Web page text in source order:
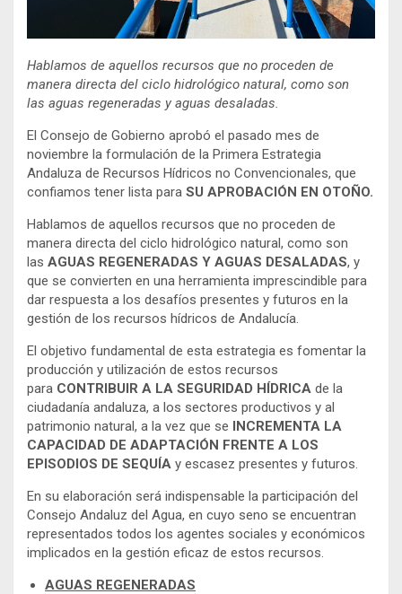
Hablamos de aquellos recursos que no proceden de
manera directa del ciclo hidrológico natural, como son
las aguas regeneradas y aguas desaladas.
El Consejo de Gobierno aprobó el pasado mes de
noviembre la formulación de la Primera Estrategia
Andaluza de Recursos Hídricos no Convencionales, que
confiamos tener lista para SU APROBACIÓN EN OTOÑO.
Hablamos de aquellos recursos que no proceden de
manera directa del ciclo hidrológico natural, como son
las AGUAS REGENERADAS Y AGUAS DESALADAS, y
que se convierten en una herramienta imprescindible para
dar respuesta a los desafíos presentes y futuros en la
gestión de los recursos hídricos de Andalucía.
El objetivo fundamental de esta estrategia es fomentar la
producción y utilización de estos recursos
para CONTRIBUIR A LA SEGURIDAD HÍDRICA de la
ciudadanía andaluza, a los sectores productivos y al
patrimonio natural, a la vez que se INCREMENTA LA
CAPACIDAD DE ADAPTACIÓN FRENTE A LOS
EPISODIOS DE SEQUÍA y escasez presentes y futuros.
En su elaboración será indispensable la participación del
Consejo Andaluz del Agua, en cuyo seno se encuentran
representados todos los agentes sociales y económicos
implicados en la gestión eficaz de estos recursos.
AGUAS REGENERADAS